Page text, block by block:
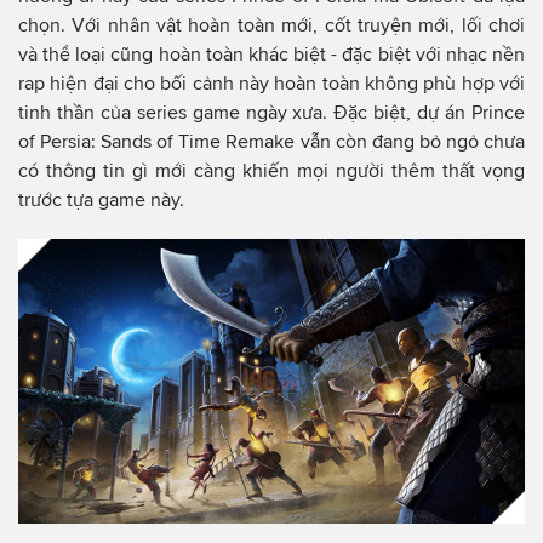
chọn. Với nhân vật hoàn toàn mới, cốt truyện mới, lối chơi
và thể loại cũng hoàn toàn khác biệt - đặc biệt với nhạc nền
rap hiện đại cho bối cảnh này hoàn toàn không phù hợp với
tinh thần của series game ngày xưa. Đặc biệt, dự án Prince
of Persia: Sands of Time Remake vẫn còn đang bỏ ngỏ chưa
có thông tin gì mới càng khiến mọi người thêm thất vọng
trước tựa game này.